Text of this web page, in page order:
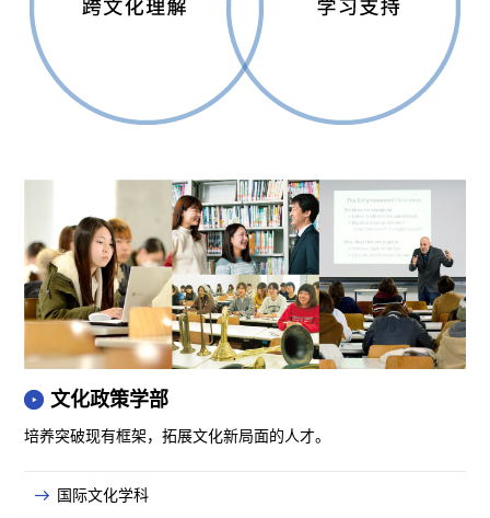
文化政策学部
培养突破现有框架，拓展文化新局面的人才。
国际文化学科